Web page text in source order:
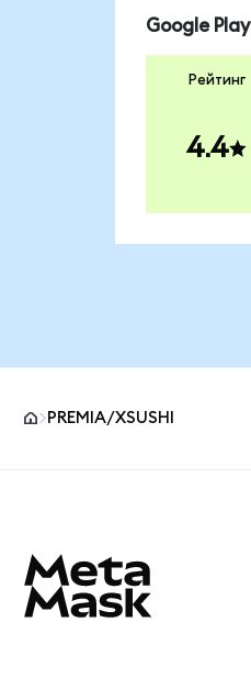
Google Play
Рейтинг
4.4
PREMIA/XSUSHI